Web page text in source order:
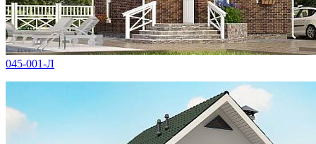
045-001-Л